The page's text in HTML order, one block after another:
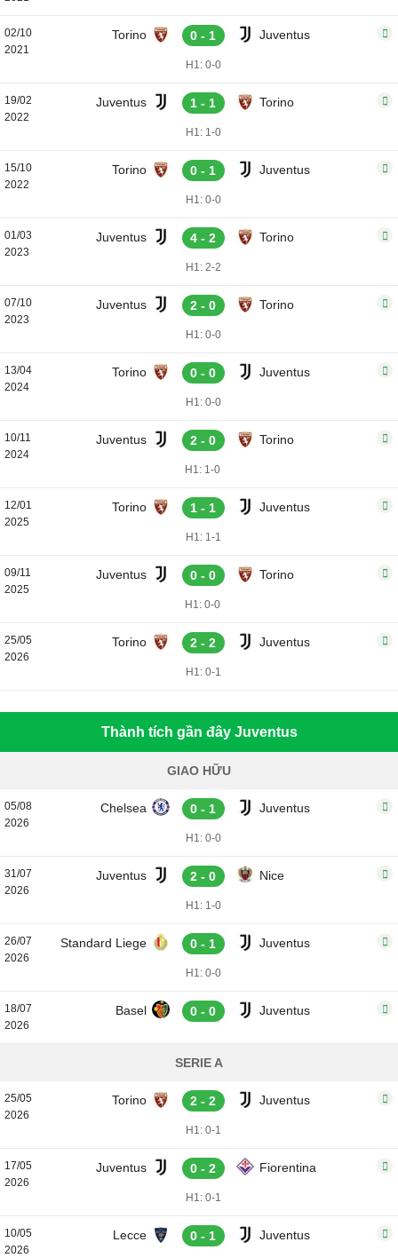
02/10
2021
Torino 0 - 1 Juventus
H1: 0-0
19/02
2022
Juventus 1 - 1 Torino
H1: 1-0
15/10
2022
Torino 0 - 1 Juventus
H1: 0-0
01/03
2023
Juventus 4 - 2 Torino
H1: 2-2
07/10
2023
Juventus 2 - 0 Torino
H1: 0-0
13/04
2024
Torino 0 - 0 Juventus
H1: 0-0
10/11
2024
Juventus 2 - 0 Torino
H1: 1-0
12/01
2025
Torino 1 - 1 Juventus
H1: 1-1
09/11
2025
Juventus 0 - 0 Torino
H1: 0-0
25/05
2026
Torino 2 - 2 Juventus
H1: 0-1
Thành tích gần đây Juventus
GIAO HỮU
05/08
2026
Chelsea 0 - 1 Juventus
H1: 0-0
31/07
2026
Juventus 2 - 0 Nice
H1: 1-0
26/07
2026
Standard Liege 0 - 1 Juventus
H1: 0-0
18/07
2026
Basel 0 - 0 Juventus
SERIE A
25/05
2026
Torino 2 - 2 Juventus
H1: 0-1
17/05
2026
Juventus 0 - 2 Fiorentina
H1: 0-1
10/05
2026
Lecce 0 - 1 Juventus